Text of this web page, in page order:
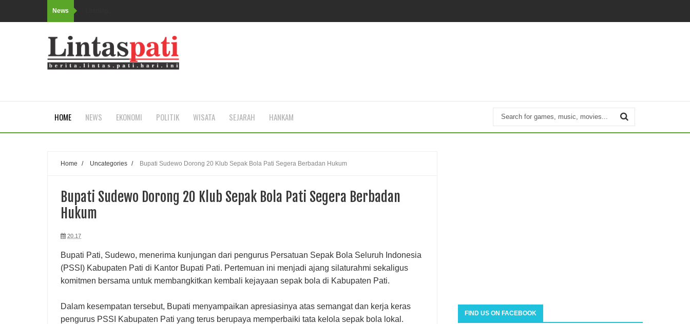
News
HOME NEWS EKONOMI POLITIK WISATA SEJARAH HANKAM
Home / Uncategories / Bupati Sudewo Dorong 20 Klub Sepak Bola Pati Segera Berbadan Hukum
Bupati Sudewo Dorong 20 Klub Sepak Bola Pati Segera Berbadan
Hukum
20.17
Bupati Pati, Sudewo, menerima kunjungan dari pengurus Persatuan Sepak Bola Seluruh Indonesia
(PSSI) Kabupaten Pati di Kantor Bupati Pati. Pertemuan ini menjadi ajang silaturahmi sekaligus
komitmen bersama untuk membangkitkan kembali kejayaan sepak bola di Kabupaten Pati.
Dalam kesempatan tersebut, Bupati menyampaikan apresiasinya atas semangat dan kerja keras
pengurus PSSI Kabupaten Pati yang terus berupaya memperbaiki tata kelola sepak bola lokal.
FIND US ON FACEBOOK